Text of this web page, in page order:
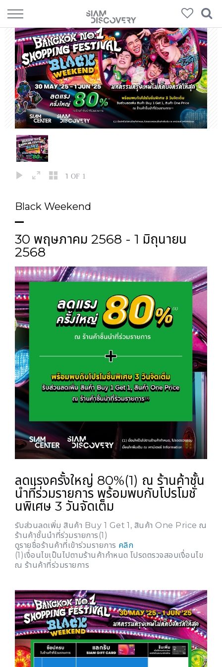
1 OF 1
Black Weekend
30 พฤษภาคม 2568 - 1 มิถุนายน
2568
ลดแรงครั้งใหญ่ 80%(1) ณ ร้านค้าชั้น
นำที่ร่วมรายการ พร้อมพบกับโปรโมชั่
นพิเศษ 3 วันจัดเต็ม
รับส่วนลดเพิ่ม สินค้า Buy 1 Get 1, สินค้า One Price ณ
ร้านค้าชั้นนำที่ร่วมรายการ(1)
ดูรายชื่อร้านค้าที่เข้าร่วมรายการ คลิก
(1)เงื่อนไขเป็นไปตามร้านค้ากำหนด โปรดตรวจสอบเงื่อนไข
ณ ร้านค้าที่ร่วมรายการ